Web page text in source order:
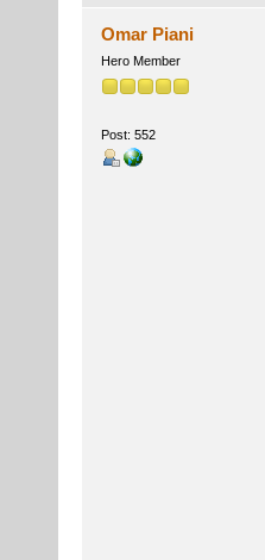
Omar Piani
Hero Member
Post: 552